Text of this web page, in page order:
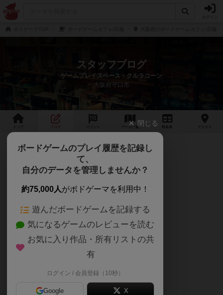
スタッフブログ
ゲームプレイスペース・クルラコーン
大阪府守口市
ゲーム 一覧 料金 アクセス
【臨時店休日のお知らせ】
【臨時店休日のお知らせ】
2/28（水）2/29（木）は
店内リフレッシュと
季節の雑務の為
お休みさせて頂く予定です。
ご利用希望ありましたら
閉じる
ボードゲームのプレイ履歴を記録し
て、
自分のデータを管理しませんか？
約75,000人がボドゲーマを利用中！
遊んだボードゲームを記録する
気になるゲームのレビューを読む
お気に入り作品・所有リストの共
有
ログイン / 会員登録（10秒）
Google X